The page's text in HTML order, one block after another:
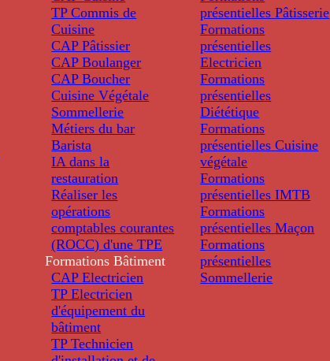
TP Commis de
Cuisine
CAP Pâtissier
CAP Boulanger
CAP Boucher
Cuisine Végétale
Sommellerie
Métiers du bar
Barista
IA dans la
restauration
Réaliser les
opérations
comptables courantes
(ROCC) d'une TPE
Formations Bâtiment
CAP Electricien
TP Electricien
d'équipement du
bâtiment
TP Technicien
présentielles Pâtisserie
Formations
présentielles
Electricien
Formations
présentielles
Diététique
Formations
présentielles Cuisine
végétale
Formations
présentielles IMTB
Formations
présentielles Maçon
Formations
présentielles
Sommellerie